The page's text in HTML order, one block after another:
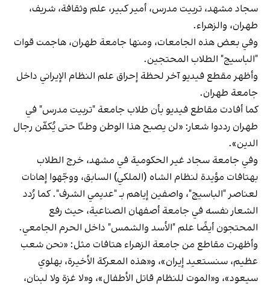
سجاد مشهد، تربيت مدرس، أمير كبير، علم وثقافة، شريف،
طهران، والزهراء.
وفي بعض هذه الجامعات، ومنها جامعة طهران، هاجمت قوات
"الباسيج" الطلاب المحتجين.
وأظهر مقطع فيديو آخر لحظة إحراق علم النظام الإيراني داخل
جامعة طهران.
كما أفادت مقاطع فيديو بأن طلاب جامعة "تربيت مدرس" في
طهران رددوا شعار: «لن يصبح هذا الوطن وطنًا حتى يُكفّن رجال
الدين».
وفي جامعة سجاد غير الحكومية في مشهد، خرج الطلاب
بهتافات مؤيدة لنظام الشاه (الملكي) السابق، ووجّهوا إهانات
لعناصر "الباسيج"، واصفين إياهم بـ "عديمي الشرف". كما رُدد
الشعار نفسه في جامعة أصفهان الصناعية، حيث رفع
المحتجون أيضًا علم "الأسد والشمس" داخل الحرم الجامعي.
وأظهرت مقاطع من جامعة الزهراء هتافات مثل: «نحن شعب
عظيم، سنستعيد إيران»، و«هذه المعركة الأخيرة، بهلوي
سيعود»، و«الموت للنظام قاتل الأطفال»، و«لا غزة ولا لبنان،